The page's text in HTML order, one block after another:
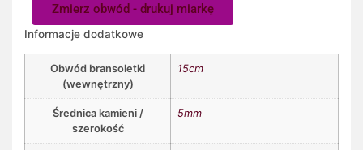
Zmierz obwód - drukuj miarkę
Informacje dodatkowe
Obwód bransoletki
(wewnętrzny)
15cm
Średnica kamieni /
szerokość
5mm